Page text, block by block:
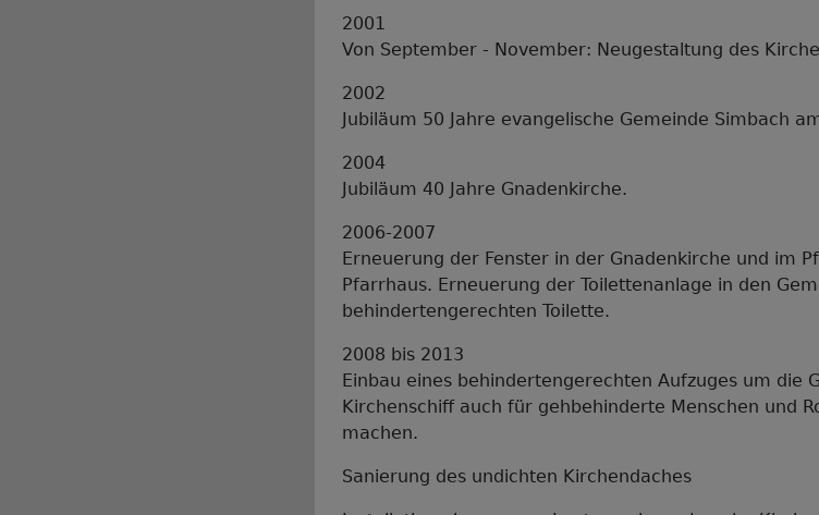
2001
Von September - November: Neugestaltung des
2002
Jubiläum 50 Jahre evangelische Gemeinde Simbach
2004
Jubiläum 40 Jahre Gnadenkirche.
2006-2007
Erneuerung der Fenster in der Gnadenkirche und im
Pfarrhaus. Erneuerung der Toilettenanlage in den
behindertengerechten Toilette.
2008 bis 2013
Einbau eines behindertengerechten Aufzuges um die
Kirchenschiff auch für gehbehinderte Menschen und
machen.
Sanierung des undichten Kirchendaches